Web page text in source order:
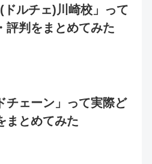
ルチェ)川崎校」って
評判をまとめてみた
チェーン」って実際ど
まとめてみた